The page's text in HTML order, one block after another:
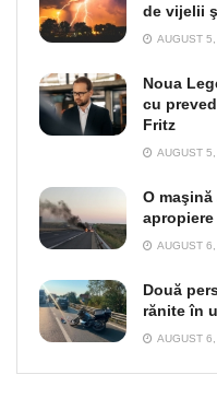
de vijelii
AUGUST
Noua
cu
Fritz
AUGUST
O
AUGUST
Două
rănite în
AUGUST